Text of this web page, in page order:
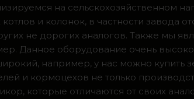
на сельскохозяйственном
и колонок, в частности завода
не дорогих аналогов. Также мы
Данное оборудование очень
например, у нас можно купить
и кормоцехов не только
которые отличаются от своих